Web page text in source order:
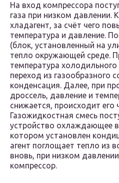
На вход компрессора
газа при низком давлении.
хладагент, за счёт чего
температура и давление.
(блок, установленный на
тепло окружающей среде.
температура холодильного
переход из газообразного
конденсация. Далее, при
дроссель, давление и
снижается, происходит его
Газожидкостная смесь
устройство охлаждающее
котором установлен
агент поглощает тепло из
вновь, при низком
компрессор.